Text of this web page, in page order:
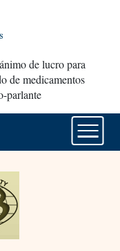
de lucro para
de medicamentos
parlante